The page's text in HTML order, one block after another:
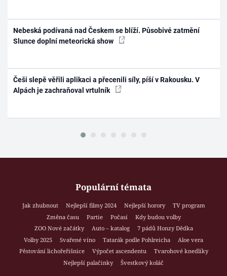
Nebeská podívaná nad Českem se blíží. Působivé zatmění
Slunce doplní meteorická show
Češi slepě věřili aplikaci a přecenili síly, píší v Rakousku. V
Alpách je zachraňoval vrtulník
Populární témata
Jak zhubnout Nejlepší filmy 2024 Nejlepší horory
TV program
Změna času
Partie Počasí
Kdy budou volby
ZOO Nové začátky
Auto – katalog
7 pádů Honzy Dědka
Volby 2025
Svařené víno Tatarák podle Pohlreicha
Aloe vera
Pěstování lichořeřišnice
Výpočet ascendentu
Tvarohové knedlíky
Nejlepší palačinky
Švestkový koláč